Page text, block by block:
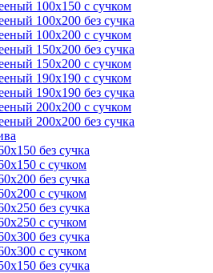
100х150 с сучком
100х200 без сучка
100х200 с сучком
150х200 без сучка
150х200 с сучком
190х190 с сучком
190х190 без сучка
200х200 с сучком
200х200 без сучка
без сучка
с сучком
без сучка
с сучком
без сучка
с сучком
без сучка
с сучком
без сучка